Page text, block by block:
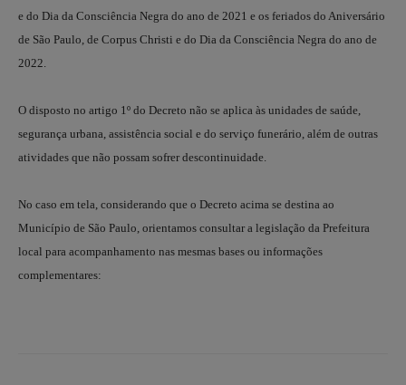
e do Dia da Consciência Negra do ano de 2021 e os feriados do Aniversário
de São Paulo, de Corpus Christi e do Dia da Consciência Negra do ano de
2022.
O disposto no artigo 1º do Decreto não se aplica às unidades de saúde,
segurança urbana, assistência social e do serviço funerário, além de outras
atividades que não possam sofrer descontinuidade.
No caso em tela, considerando que o Decreto acima se destina ao
Município de São Paulo, orientamos consultar a legislação da Prefeitura
local para acompanhamento nas mesmas bases ou informações
complementares: